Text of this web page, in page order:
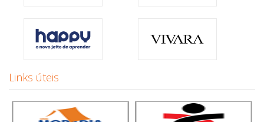
Links úteis